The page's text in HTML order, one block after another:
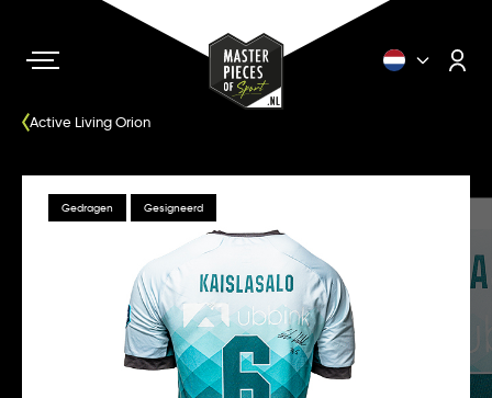
Active Living Orion
Gedragen Gesigneerd